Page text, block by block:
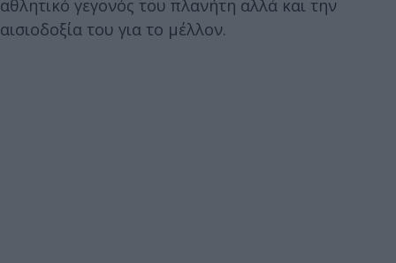
αθλητικό γεγονός του πλανήτη αλλά και την
αισιοδοξία του για το μέλλον.